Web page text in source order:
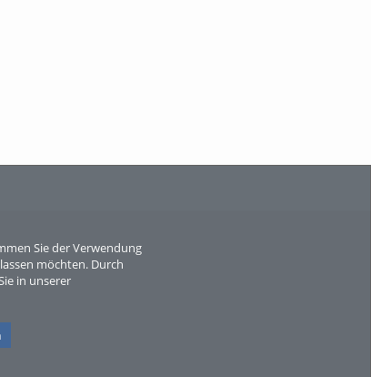
Sie der Verwendung
möchten. Durch
in unserer
Sperber